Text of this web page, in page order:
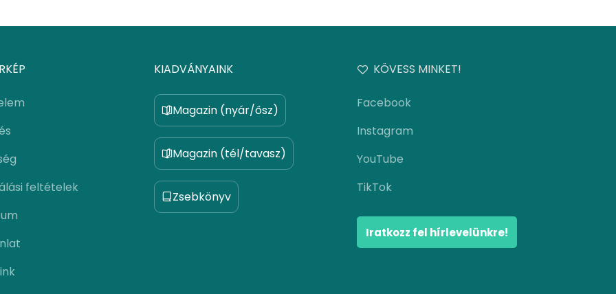
feltételek
KIADVÁNYAINK
Magazin (nyár/ősz)
Magazin (tél/tavasz)
Zsebkönyv
KÖVESS MINKET!
Facebook
Instagram
YouTube
TikTok
Iratkozz fel hírlevelünkre!